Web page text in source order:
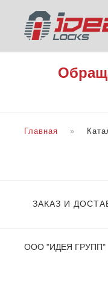
Главная
ЗАКАЗ И
ООО "ИДЕЯ ГРУПП"